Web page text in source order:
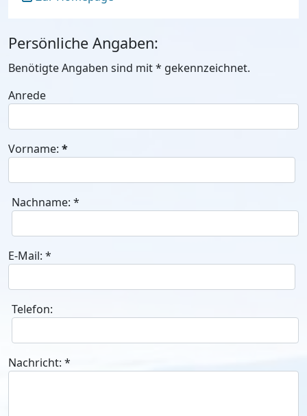
Persönliche Angaben:
Benötigte Angaben sind mit* gekennzeichnet.
Anrede
Vorname: *
Nachname: *
E-Mail: *
Telefon:
Nachricht: *